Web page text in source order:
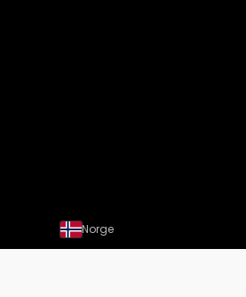
Norge